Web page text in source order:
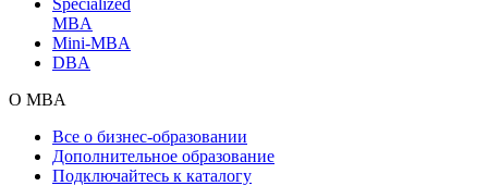
MBA
Mini-MBA
DBA
О MBA
Все о бизнес-образовании
Дополнительное образование
Подключайтесь к каталогу